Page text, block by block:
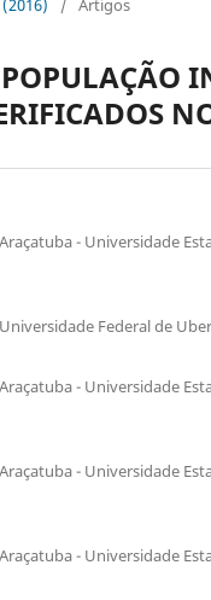
/ Artigos
- Universidade
Federal de
- Universidade
- Universidade
- Universidade